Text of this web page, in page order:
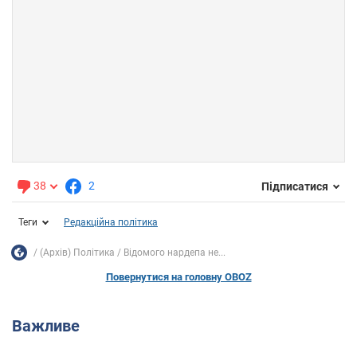
38 2 Підписатися
Теги Редакційна політика
(Архів) Політика Відомого нардепа не...
Повернутися на головну OBOZ
Важливе